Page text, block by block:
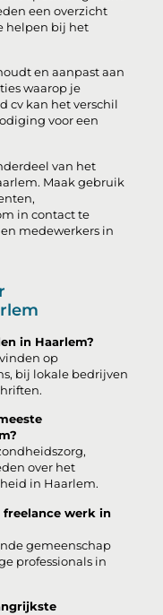
een overzicht
helpen bij het
en aanpast aan
waarop je
cv kan het verschil
voor een
van het
Maak gebruik
in contact te
medewerkers in
in Haarlem?
op
bij lokale bedrijven
over het
in Haarlem.
werk in
gemeenschap
professionals in